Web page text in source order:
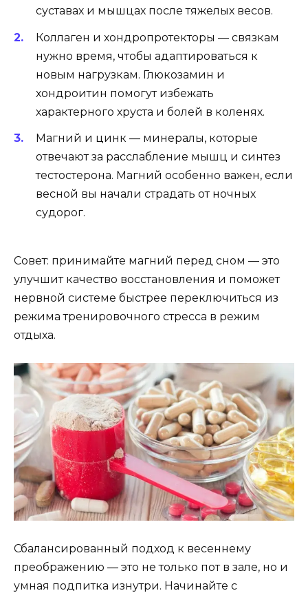
суставах и мышцах после тяжелых весов.
Коллаген и хондропротекторы — связкам
нужно время, чтобы адаптироваться к
новым нагрузкам. Глюкозамин и
хондроитин помогут избежать
характерного хруста и болей в коленях.
Магний и цинк — минералы, которые
отвечают за расслабление мышц и синтез
тестостерона. Магний особенно важен, если
весной вы начали страдать от ночных
судорог.
Совет: принимайте магний перед сном — это
улучшит качество восстановления и поможет
нервной системе быстрее переключиться из
режима тренировочного стресса в режим
отдыха.
Сбалансированный подход к весеннему
преображению — это не только пот в зале, но и
умная подпитка изнутри. Начинайте с